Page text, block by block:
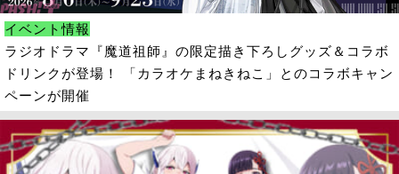
イベント情報
ラジオドラマ『魔道祖師』の限定描き下ろしグッズ＆コラボ
ドリンクが登場！ 「カラオケまねきねこ」とのコラボキャン
ペーンが開催